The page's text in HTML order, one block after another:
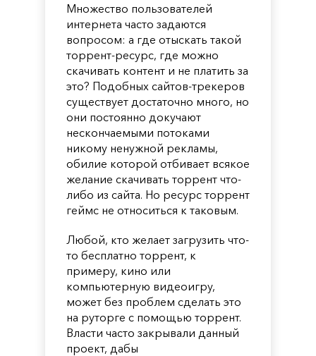
Множество пользователей
интернета часто задаются
вопросом: а где отыскать такой
торрент-ресурс, где можно
скачивать контент и не платить за
это? Подобных сайтов-трекеров
существует достаточно много, но
они постоянно докучают
нескончаемыми потоками
никому ненужной рекламы,
обилие которой отбивает всякое
желание скачивать торрент что-
либо из сайта. Но ресурс торрент
геймс не относиться к таковым.
Любой, кто желает загрузить что-
то бесплатно торрент, к
примеру, кино или
компьютерную видеоигру,
может без проблем сделать это
на руторге с помощью торрент.
Власти часто закрывали данный
проект, дабы